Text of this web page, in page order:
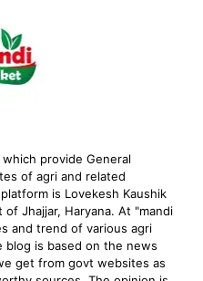
provide General
of agri and related
is Lovekesh Kaushik
Jhajjar, Haryana. At "mandi
and trend of various agri
blog is based on the news
get from govt websites as